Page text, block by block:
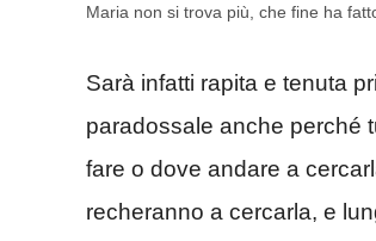
Maria non si trova più, che fine ha
Sarà infatti rapita e tenuta
paradossale anche perché
fare o dove andare a
recheranno a cercarla, e